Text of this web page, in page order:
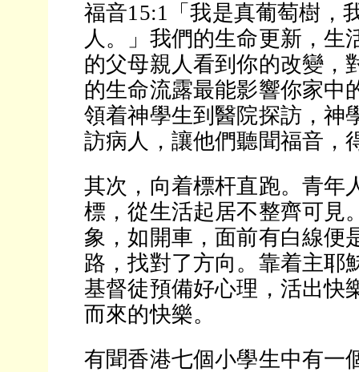
福音15:1「我是真葡萄樹，
人。」我們的生命更新，生
的父母親人看到你的改變，
的生命流露最能影響你家中
領着神學生到醫院探訪，神
訪病人，讓他們聽聞福音，
其次，向着標杆直跑。青年
標，從生活起居不整齊可見
象，如開車，面前有白線便
路，找對了方向。靠着主耶
基督徒預備好心理，活出快
而來的快樂。
有聞香港七個小學生中有一